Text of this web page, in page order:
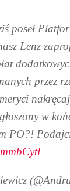
poseł
Lenz
przez
w
PO?!